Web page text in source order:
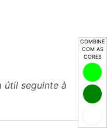
COMBINE
COM AS
CORES
útil seguinte à